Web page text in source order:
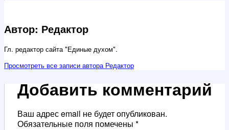
Автор: Редактор
Гл. редактор сайта "Единые духом".
Просмотреть все записи автора Редактор
Добавить комментарий
Ваш адрес email не будет опубликован.
Обязательные поля помечены *